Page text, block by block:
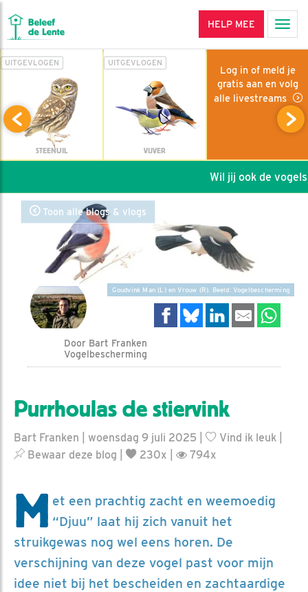
HELP MEE
UITGEVLOGEN
STEENUIL
UITGEVLOGEN
VIJVER
Log in of meld je
gratis aan en volg
alle livestreams
Wil jij ook de vogels
Toon alle blogs & vlogs
Goudvink Man (L) en Vrouw (R). Beeld: Vogelbescherming
Door Bart Franken
Vogelbescherming
Purrhoulas de stiervink
Bart Franken | woensdag 9 juli 2025 | Vind ik leuk
Bewaar deze blog
230x | 794x
M et een prachtig zacht en weemoedig
“Djuu” laat hij zich vanuit het
struikgewas nog wel eens horen. De
verschijning van deze vogel past voor mijn
idee niet bij het bescheiden en zachtaardige